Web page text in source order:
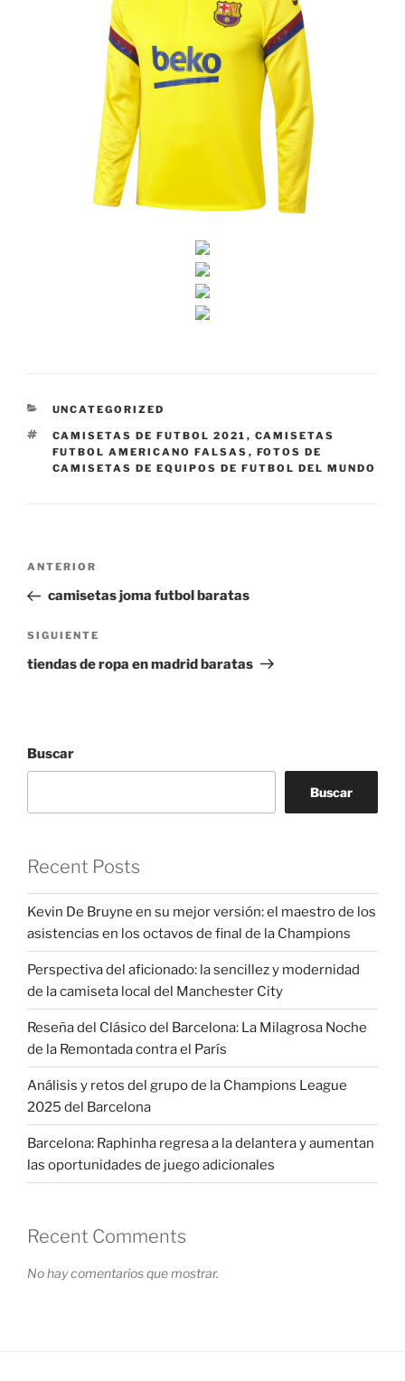
CATEGORÍAS
UNCATEGORIZED
ETIQUETAS
CAMISETAS DE FUTBOL 2021 , CAMISETAS
FUTBOL AMERICANO FALSAS , FOTOS DE
CAMISETAS DE EQUIPOS DE FUTBOL DEL MUNDO
Navegación
entradas
Entrada
anterior:
ANTERIOR
camisetas joma futbol baratas
Siguiente
entrada
SIGUIENTE
tiendas de ropa en madrid baratas
Buscar
Buscar
Recent Posts
Kevin De Bruyne en su mejor versión: el maestro de los
asistencias en los octavos de final de la Champions
Perspectiva del aficionado: la sencillez y modernidad
de la camiseta local del Manchester City
Reseña del Clásico del Barcelona: La Milagrosa Noche
de la Remontada contra el París
Análisis y retos del grupo de la Champions League
2025 del Barcelona
Barcelona: Raphinha regresa a la delantera y aumentan
las oportunidades de juego adicionales
Recent Comments
No hay comentarios que mostrar.